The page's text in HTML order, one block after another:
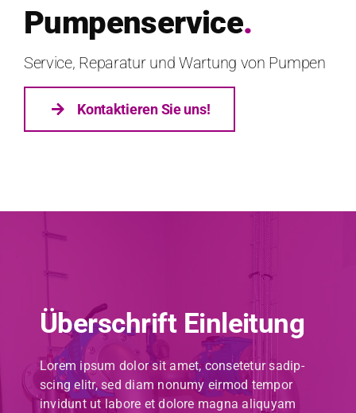
Pumpenservice.
Service, Reparatur und Wartung von Pumpen
Kon­tak­tieren Sie uns!
Überschrift Einleitung
Lorem ipsum dolor sit amet, con­sete­tur sadip­
sc­ing elitr, sed diam non­umy eir­mod tem­por
invidunt ut labore et dolore magna aliquyam